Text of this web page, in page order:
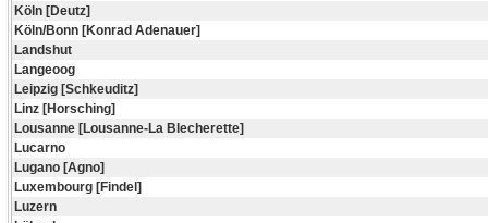
Köln [Deutz]
Köln/Bonn [Konrad Adenauer]
Landshut
Langeoog
Leipzig [Schkeuditz]
Linz [Horsching]
Lousanne [Lousanne-La Blecherette]
Lucarno
Lugano [Agno]
Luxembourg [Findel]
Luzern